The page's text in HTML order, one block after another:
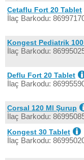
Cetaflu Fort 20 Tablet
İlaç Barkodu:
Kongest Pediatrik
İlaç Barkodu:
Deflu Fort 20 Tablet
İlaç Barkodu:
Corsal 120 Ml Şurup
İlaç Barkodu:
Kongest 30 Tablet
İlaç Barkodu: